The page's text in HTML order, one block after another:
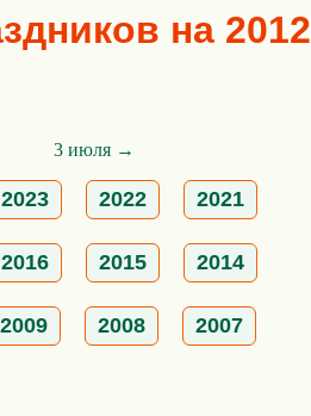
на 2012
3 июля →
2023 2022 2021
2016 2015 2014
2009 2008 2007